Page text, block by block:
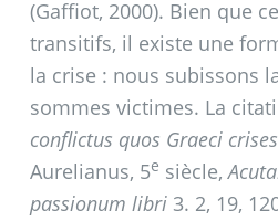
(Gaffiot, 2000). Bien que
transitifs, il existe une
la crise : nous subissons
sommes victimes. La
conflictus quos Graeci
Aurelianus, 5e siècle,
passionum libri3. 2, 19,